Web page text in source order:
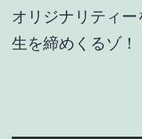
オリジナリティ
生を締めくるゾ！